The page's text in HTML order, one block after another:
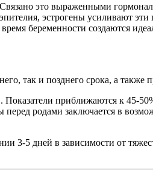
это выраженными
эстрогены усиливают
беременности создаются
так и позднего срока, а также
приближаются к 45-
родами заключается в
3-5 дней в зависимости от